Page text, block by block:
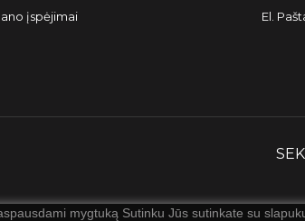
įspėjimai
El.
mygtuką Sutinku Jūs sutinkate su